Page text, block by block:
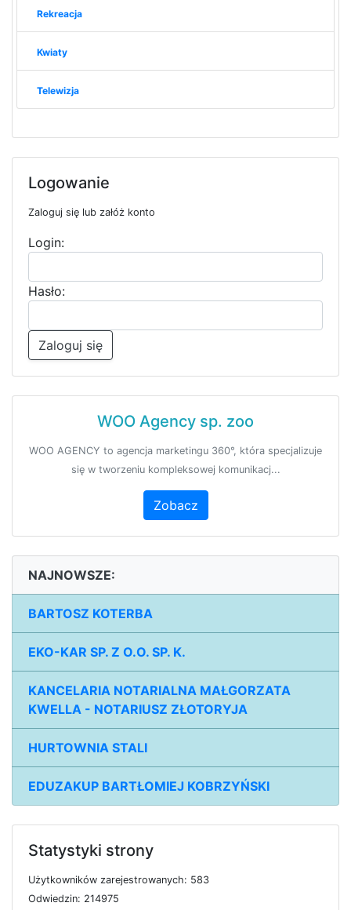
Rekreacja
Kwiaty
Telewizja
Logowanie
Zaloguj się lub załóż konto
Login:
Hasło:
Zaloguj się
WOO Agency sp. zoo
WOO AGENCY to agencja marketingu 360°, która specjalizuje
się w tworzeniu kompleksowej komunikacj...
Zobacz
NAJNOWSZE:
BARTOSZ KOTERBA
EKO-KAR SP. Z O.O. SP. K.
KANCELARIA NOTARIALNA MAŁGORZATA
KWELLA - NOTARIUSZ ZŁOTORYJA
HURTOWNIA STALI
EDUZAKUP BARTŁOMIEJ KOBRZYŃSKI
Statystyki strony
Użytkowników zarejestrowanych: 583
Odwiedzin: 214975